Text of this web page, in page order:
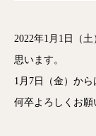
2022年1月1日（
思います。
1月7日（金）か
何卒よろしくお願